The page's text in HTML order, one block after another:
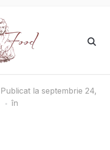
Publicat la septembrie 24,
în